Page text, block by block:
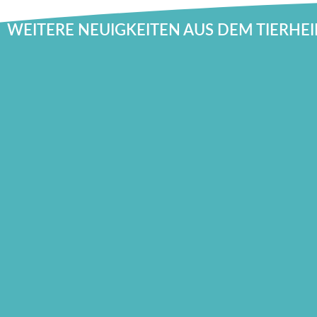
WEITERE NEUIGKEITEN AUS DEM